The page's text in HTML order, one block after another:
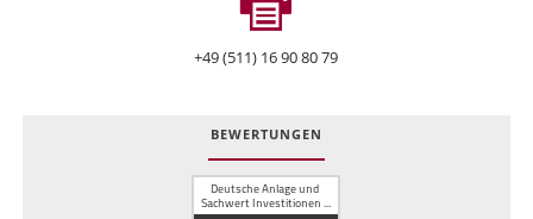
+49 (511) 16 90 80 79
BEWERTUNGEN